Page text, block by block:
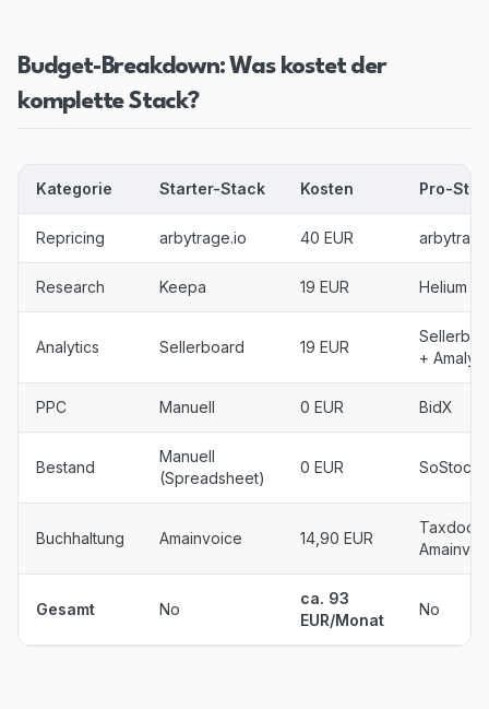
Budget-Breakdown: Was kostet der
komplette Stack?
Kategorie Starter-Stack Kosten Pro-
Repricing arbytrage.io 40 EUR
Research Keepa 19 EUR Helium 10
Analytics Sellerboard 19 EUR
+
PPC Manuell 0 EUR BidX
Bestand
Manuell
(Spreadsheet)
0 EUR
Buchhaltung Amainvoice 14,90 EUR
Taxdoo +
Gesamt No
ca. 93
EUR/Monat
No